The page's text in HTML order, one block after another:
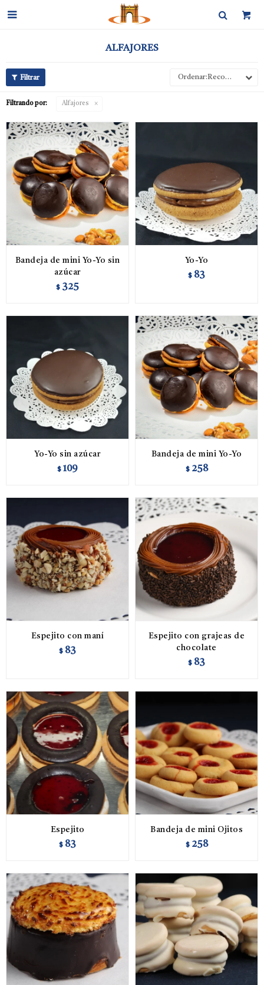

ALFAJORES
Recomendados
Filtrando por: Alfajores
Bandeja de mini Yo-Yo sin
azúcar
$ 325
Yo-Yo
$ 83
Yo-Yo sin azúcar
$ 109
Bandeja de mini Yo-Yo
$ 258
Espejito con maní
$ 83
Espejito con grajeas de
chocolate
$ 83
Espejito
$ 83
Bandeja de mini Ojitos
$ 258